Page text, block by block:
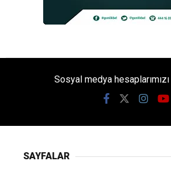
Sosyal medya
SAYFALAR